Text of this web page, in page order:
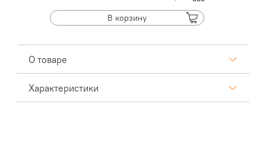
В корзину
О товаре
Характеристики